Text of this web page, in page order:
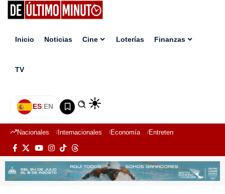
Inicio Noticias Cine Loterías Finanzas
TV
ES|EN
Nacionales Internacionales Economía Entretenimiento